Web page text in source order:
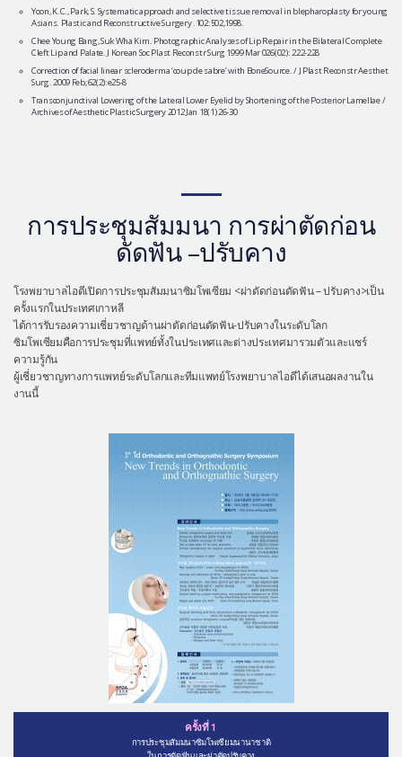
Yoon, K.C., Park, S. Systematic approach and selective tissue removal in blepharoplasty for young
Asians. Plastic and Reconstructive Surgery .102:502,1998.
Chee Young Bang, Suk Wha Kim. Photographic Analyses of Lip Repair in the Bilateral Complete
Cleft Lip and Palate. J Korean Soc Plast Reconstr Surg 1999 Mar 026(02): 222-228
Correction of facial linear scleroderma ‘coup de sabre’ with BoneSource. / J Plast Reconstr Aesthet
Surg. 2009 Feb;62(2):e25-8
Transconjunctival Lowering of the Lateral Lower Eyelid by Shortening of the Posterior Lamellae /
Archives of Aesthetic Plastic Surgery 2012 Jan 18(1) 26-30
การประชุมสัมมนา การผ่าตัดก่อน
ดัดฟัน –ปรับคาง
โรงพยาบาลไอดีเปิดการประชุมสัมมนาซิมโพเซียม <ผ่าตัดก่อนดัดฟัน – ปรับคาง>เป็น
ครั้งแรกในประเทศเกาหลี
ได้การรับรองความเชี่ยวชาญด้านผ่าตัดก่อนดัดฟัน-ปรับคางในระดับโลก
ซิมโพเซียมคือการประชุมที่แพทย์ทั้งในประเทศและต่างประเทศมารวมตัวและแชร์
ความรู้กัน
ผู้เชี่ยวชาญทางการแพทย์ระดับโลกและทีมแพทย์โรงพยาบาลไอดีได้เสนอผลงานใน
งานนี้
ครั้งที่ 1
การประชุมสัมมนาซิมโพเซียมนานาชาติ